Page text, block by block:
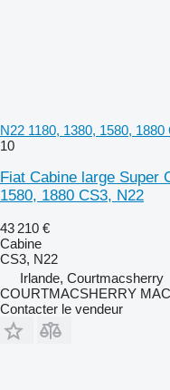
N22 1180, 1380, 1580, 1880
10
Fiat Cabine large Super
1580, 1880 CS3, N22
43 210 €
Cabine
CS3, N22
Irlande, Courtmacsherry
COURTMACSHERRY
Contacter le vendeur